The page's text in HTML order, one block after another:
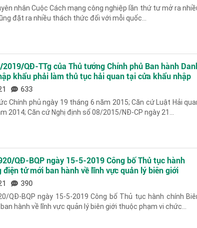
nhân Cuộc Cách mạng công nghiệp lần thứ tư mở ra
đặt ra nhiều thách thức đối với mỗi quốc...
QĐ-TTg của Thủ tướng Chính phủ Ban hành
khẩu phải làm thủ tục hải quan tại cửa khẩu nhập
633
Chính phủ ngày 19 tháng 6 năm 2015; Căn cứ Luật Hải
2014; Căn cứ Nghị định số 08/2015/NĐ-CP ngày 21...
QĐ-BQP ngày 15-5-2019 Công bố Thủ tục hành
điện tử mới ban hành về lĩnh vực quản lý biên giới
năng quản lý của Bộ Quốc phòng
390
QĐ-BQP ngày 15-5-2019 Công bố Thủ tục hành chính
hành về lĩnh vực quản lý biên giới thuộc phạm vi chức...